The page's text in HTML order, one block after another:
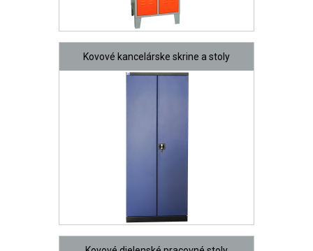
Kovové kancelárske skrine a stoly